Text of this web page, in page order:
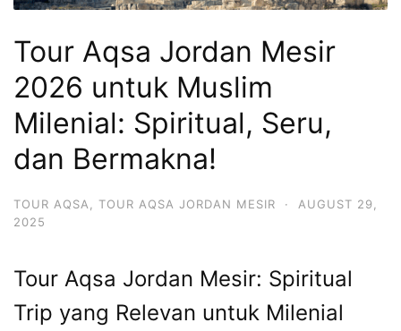
Tour Aqsa Jordan Mesir
2026 untuk Muslim
Milenial: Spiritual, Seru,
dan Bermakna!
TOUR AQSA TOUR AQSA JORDAN MESIR ·
AUGUST 29,
2025
Tour Aqsa Jordan Mesir: Spiritual
Trip yang Relevan untuk Milenial